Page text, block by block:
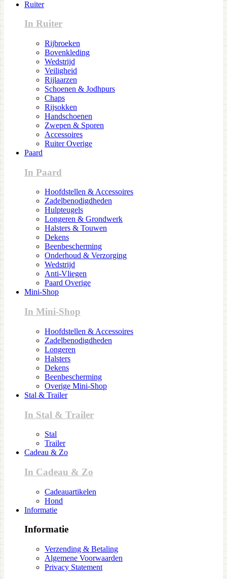
Ruiter
In Ruiter
Rijbroeken
Bovenkleding
Wedstrijd
Veiligheid
Rijlaarzen
Schoenen & Jodhpurs
Chaps
Rijsokken
Handschoenen
Zwepen & Sporen
Accessoires
Ruiter Overige
Paard
In Paard
Hoofdstellen & Accessoires
Zadelbenodigdheden
Hulpteugels
Longeren & Grondwerk
Halsters & Touwen
Dekens
Beenbescherming
Onderhoud & Verzorging
Wedstrijd
Anti-Vliegen
Paard Overige
Mini-Shop
In Mini-Shop
Hoofdstellen & Accessoires
Zadelbenodigdheden
Longeren
Halsters
Dekens
Beenbescherming
Overige Mini-Shop
Stal & Trailer
In Stal & Trailer
Stal
Trailer
Cadeau & Zo
In Cadeau & Zo
Cadeauartikelen
Hond
Informatie
Informatie
Verzending & Betaling
Algemene Voorwaarden
Privacy Statement